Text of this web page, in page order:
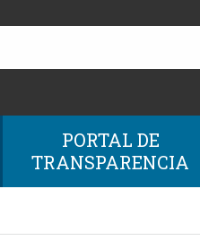
PORTAL DE
TRANSPARENCIA